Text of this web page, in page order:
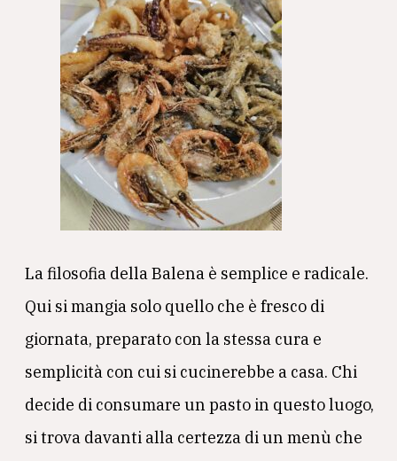
La filosofia della Balena è semplice e radicale.
Qui si mangia solo quello che è fresco di
giornata, preparato con la stessa cura e
semplicità con cui si cucinerebbe a casa. Chi
decide di consumare un pasto in questo luogo,
si trova davanti alla certezza di un menù che